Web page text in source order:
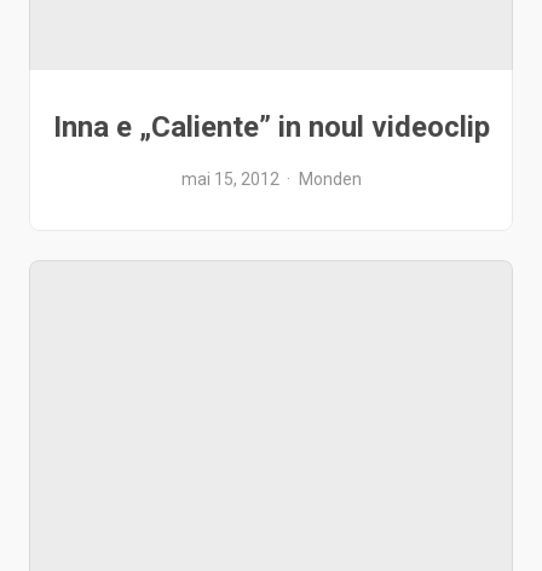
Inna e „Caliente” in noul videoclip
mai 15, 2012 Monden